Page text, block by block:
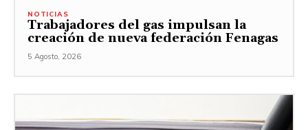
NOTICIAS
Trabajadores del gas impulsan la
creación de nueva federación Fenagas
5 Agosto, 2026